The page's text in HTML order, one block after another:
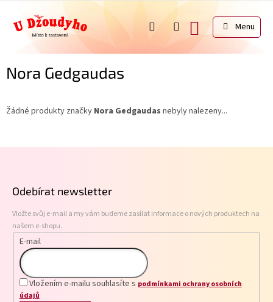
obsah
NÁKUPNÍ
KOŠÍK
Nora Gedgaudas
Žádné produkty značky Nora Gedgaudas nebyly nalezeny...
Odebírat newsletter
Vložte svůj e-mail a my vám budeme zasílat informace o nových produktech na
našem e-shopu.
E-mail
Vložením e-mailu souhlasíte s podmínkami ochrany osobních
údajů